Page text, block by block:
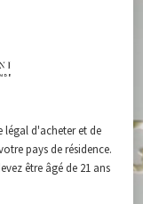
légal d'acheter et de
pays de résidence.
être âgé de 21 ans